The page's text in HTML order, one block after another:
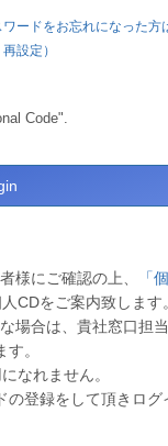
ワードをお忘れになった方
設定）
Code".
様にご確認の上、
「
CDをご案内致します。
場合は、貴社窓口担
。
なれません。
の登録をして頂きログ